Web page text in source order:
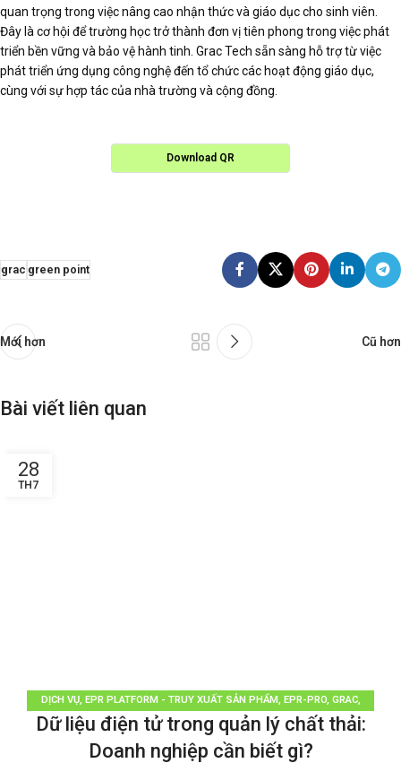
quan trọng trong việc nâng cao nhận thức và giáo dục cho sinh viên.
Đây là cơ hội để trường học trở thành đơn vị tiên phong trong việc phát
triển bền vững và bảo vệ hành tinh. Grac Tech sẵn sàng hỗ trợ từ việc
phát triển ứng dụng công nghệ đến tổ chức các hoạt động giáo dục,
cùng với sự hợp tác của nhà trường và cộng đồng.
Download QR
grac green point
Mới hơn Cũ hơn
Bài viết liên quan
28
TH7
DỊCH VỤ, EPR PLATFORM - TRUY XUẤT SẢN PHẨM, EPR-PRO, GRAC,
PHÂN LOẠI RÁC,QUẢN LÝ RÁC THẢI,TÁI CHẾ TÁI SỬ DỤNG,THƯƠNG HIỆU
TIN TỨC
Dữ liệu điện tử trong quản lý chất thải:
Doanh nghiệp cần biết gì?